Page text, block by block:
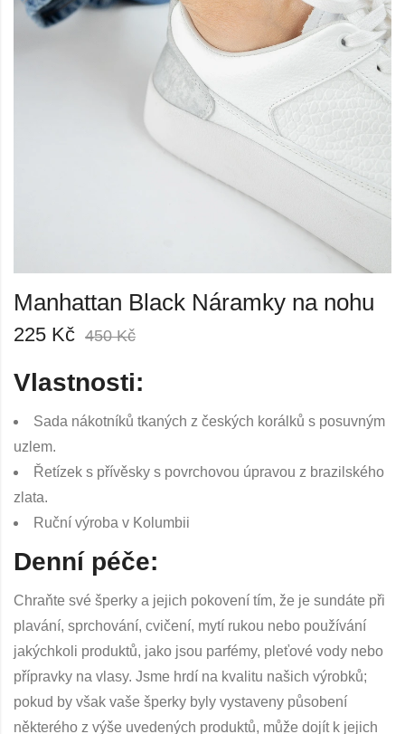
Manhattan Black Náramky na nohu
225 Kč 450Kč
Vlastnosti:
Sada nákotníků tkaných z českých korálků s posuvným
uzlem.
Řetízek s přívěsky s povrchovou úpravou z brazilského
zlata.
Ruční výroba v Kolumbii
Denní péče:
Chraňte své šperky a jejich pokovení tím, že je sundáte při
plavání, sprchování, cvičení, mytí rukou nebo používání
jakýchkoli produktů, jako jsou parfémy, pleťové vody nebo
přípravky na vlasy. Jsme hrdí na kvalitu našich výrobků;
pokud by však vaše šperky byly vystaveny působení
některého z výše uvedených produktů, může dojít k jejich